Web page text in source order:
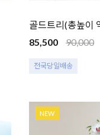
골드트리(총높이
85,500
90,000
전국당일배송
NEW